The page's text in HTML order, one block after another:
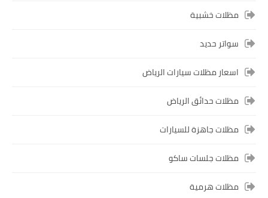
مظلات خشبية
سواتر حديد
اسعار مظلات سيارات الرياض
مظلات حدائق الرياض
مظلات جاهزة للسيارات
مظلات جلسات ساكو
مظلات هرمية